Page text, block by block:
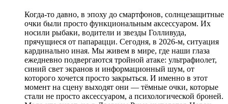
Когда-то давно, в эпоху до смартфонов, солнцезащитные
очки были просто функциональным аксессуаром. Их
носили рыбаки, водители и звезды Голливуда,
прячущиеся от папарацци. Сегодня, в 2026-м, ситуация
кардинально иная. Мы живем в мире, где наши глаза
ежедневно подвергаются тройной атаке: ультрафиолет,
синий свет экранов и информационный шум, от
которого хочется просто закрыться. И именно в этот
момент на сцену выходят они — тёмные очки, которые
стали не просто аксессуаром, а психологической броней.